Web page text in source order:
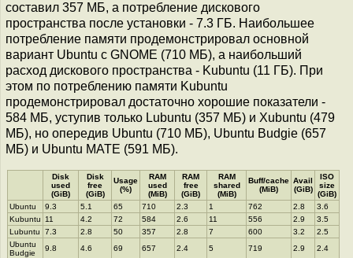
составил 357 МБ, а потребление дискового
пространства после установки - 7.3 ГБ. Наибольшее
потребление памяти продемонстрировал основной
вариант Ubuntu с GNOME (710 МБ), а наибольший
расход дискового пространства - Kubuntu (11 ГБ). При
этом по потреблению памяти Kubuntu
продемонстрировал достаточно хорошие показатели -
584 МБ, уступив только Lubuntu (357 МБ) и Xubuntu (479
МБ), но опередив Ubuntu (710 МБ), Ubuntu Budgie (657
МБ) и Ubuntu MATE (591 МБ).
Disk
used
(GiB)
Disk
free
(GiB)
Usage
(%)
RAM
used
(MiB)
RAM
free
(GiB)
RAM
shared
(MiB)
Buff/cache
(MiB)
Avail
(GiB)
ISO
size
(GiB)
Ubuntu
9.3 5.1 65 710 2.3 1 762 2.8
3.6
Kubuntu
11 4.2 72 584 2.6 11 556 2.9
3.5
Lubuntu
7.3 2.8 50 357 2.8 7 600 3.2
2.5
Ubuntu
Budgie
9.8 4.6 69 657 2.4 5 719 2.9
2.4